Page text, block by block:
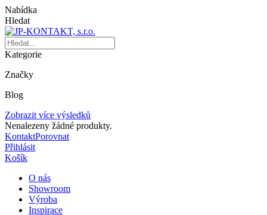
Nabídka
Hledat
Kategorie
Značky
Blog
Zobrazit více výsledků
Nenalezeny žádné produkty.
KontaktPorovnat
Přihlásit
Košík
O nás
Showroom
Výroba
Inspirace